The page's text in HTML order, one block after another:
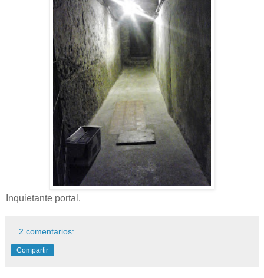
Inquietante portal.
2 comentarios:
Compartir